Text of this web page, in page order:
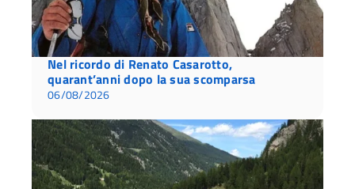
Nel ricordo di Renato Casarotto,
quarant’anni dopo la sua scomparsa
06/08/2026